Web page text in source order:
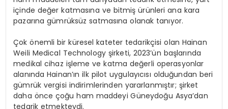
içinde değer katmasına ve bitmiş ürünleri ana kara
pazarına gümrüksüz satmasına olanak tanıyor.
Çok önemli bir küresel kateter tedarikçisi olan Hainan
Weili Medical Technology şirketi, 2023’ün başlarında
medikal cihaz işleme ve katma değerli operasyonlar
alanında Hainan’ın ilk pilot uygulayıcısı olduğundan beri
gümrük vergisi indirimlerinden yararlanmıştır; şirket
daha önce çoğu ham maddeyi Güneydoğu Asya’dan
tedarik etmekteydi.